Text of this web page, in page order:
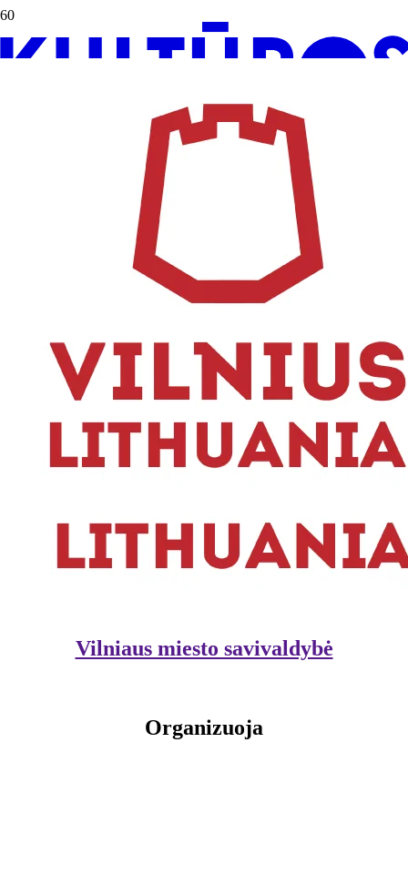
Renginį remia
Vilniaus miesto savivaldybė
Organizuoja